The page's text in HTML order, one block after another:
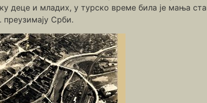
деце и младих, у турско време била је мања
преузимају Срби.